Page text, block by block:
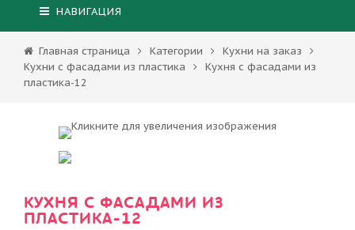
НАВИГАЦИЯ
Главная страница Категории
Кухни на заказ
Кухни с фасадами из пластика
Кухня с фасадами из
пластика-12
КУХНЯ С ФАСАДАМИ ИЗ
ПЛАСТИКА-12